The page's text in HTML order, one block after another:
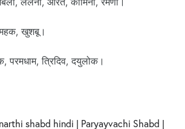
खुशबू।
परमधाम, त्रिदिव, दयुलोक।
shabd hindi | Paryayvachi Shabd |